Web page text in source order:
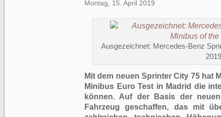
Montag, 15. April 2019
Ausgezeichnet: Mercedes-Benz
2019
Mit dem neuen Sprinter City 75 hat
Minibus Euro Test in Madrid die
können. Auf der Basis der
Fahrzeug geschaffen, das mit